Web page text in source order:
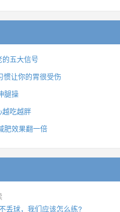
的五大信号
惯让你的胃很受伤
腿操
越吃越胖
肥效果翻一倍
丢球，我们应该怎么练?